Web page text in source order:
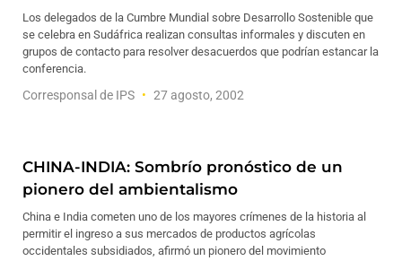
Los delegados de la Cumbre Mundial sobre Desarrollo Sostenible que
se celebra en Sudáfrica realizan consultas informales y discuten en
grupos de contacto para resolver desacuerdos que podrían estancar la
conferencia.
Corresponsal de IPS 27 agosto, 2002
CHINA-INDIA: Sombrío pronóstico de un
pionero del ambientalismo
China e India cometen uno de los mayores crímenes de la historia al
permitir el ingreso a sus mercados de productos agrícolas
occidentales subsidiados, afirmó un pionero del movimiento